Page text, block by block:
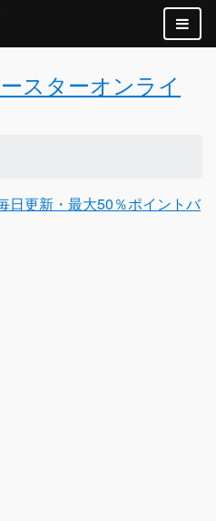
スターオンライ
日更新・最大50％ポイントバ